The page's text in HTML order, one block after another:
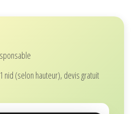
nid (selon hauteur), devis gratuit